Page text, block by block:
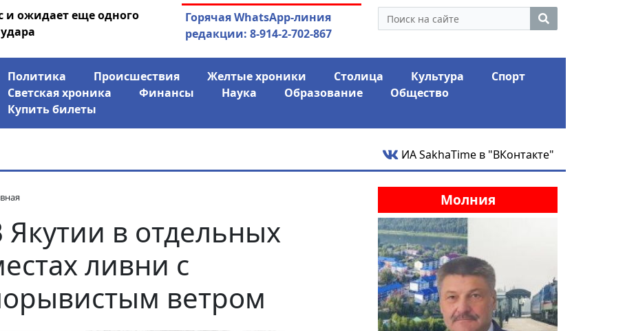
ожидает еще одного
04.08.2026Маринычев у Путина: смотрины или
антикризисный разбор?
04.08.2026
заявил о
Горячая WhatsApp-линия
редакции: 8-914-2-702-867
Политика Происшествия Желтые хроники Столица Культура
Спорт
Светская хроника
Финансы Наука Образование
Общество
Купить билеты
ИА SakhaTime в "ВКонтакте"
Якутии в отдельных
ливни с
ветром
Молния